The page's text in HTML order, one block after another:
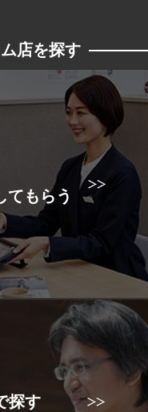
店を探す
てもらう
探す